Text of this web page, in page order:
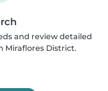
and review detailed
Miraflores District.